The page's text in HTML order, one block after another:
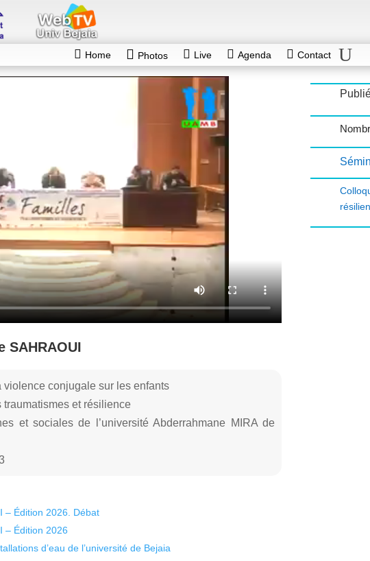
Home Photos Live Agenda Contact
SAHRAOUI
conjugale sur les enfants
et résilience
et sociales de l’université Abderrahmane MIRA de
– Édition 2026. Débat
– Édition 2026
d’eau de l’université de Bejaia